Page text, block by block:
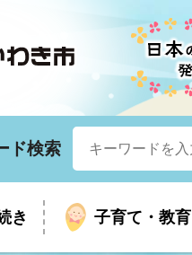
ド検索
き 子育て・教育